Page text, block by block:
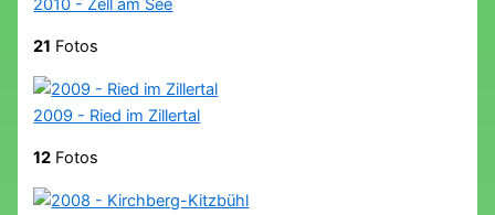
2010 - Zell am See
21 Fotos
2009 - Ried im Zillertal
12 Fotos